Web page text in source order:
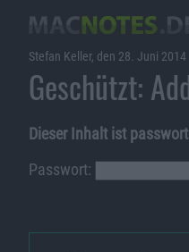
Stefan Keller, den 28. Juni 2014
Geschützt:
Dieser Inhalt ist
Passwort: